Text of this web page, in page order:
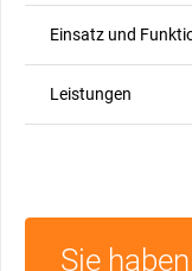
Einsatz und
Leistungen
Sie